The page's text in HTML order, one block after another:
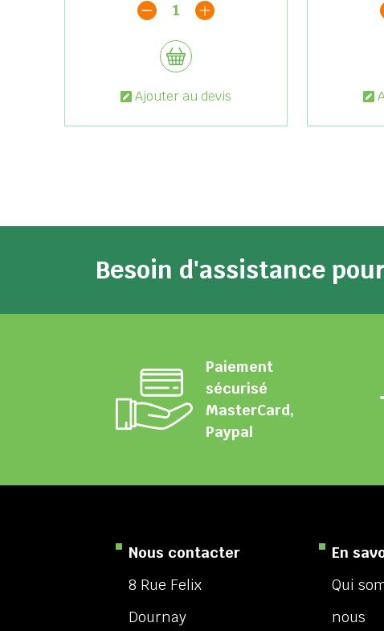
1
Ajouter au devis
Besoin d'assistance
Paiement
sécurisé
MasterCard,
Paypal
Nous contacter
8 Rue Felix
Dournay
En
Qui
nous